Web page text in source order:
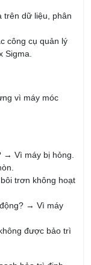
trên dữ liệu, phân
công cụ quản lý
Sigma.
vì máy móc
→ Vì máy bị hỏng.
trơn không hoạt
→ Vì máy
được bảo trì